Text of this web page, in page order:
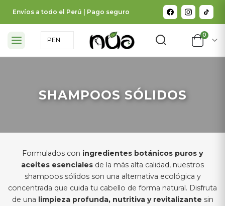
Envíos a todo el Perú | Pago seguro
0
SHAMPOOS SÓLIDOS
Formulados con ingredientes botánicos puros y
aceites esenciales de la más alta calidad, nuestros
shampoos sólidos son una alternativa ecológica y
concentrada que cuida tu cabello de forma natural. Disfruta
de una limpieza profunda, nutritiva y revitalizante sin